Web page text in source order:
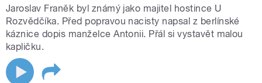
Jaroslav Franěk byl známý jako majitel hostince U
Rozvědčíka. Před popravou nacisty napsal z berlínské
káznice dopis manželce Antonii. Přál si vystavět malou
kapličku.